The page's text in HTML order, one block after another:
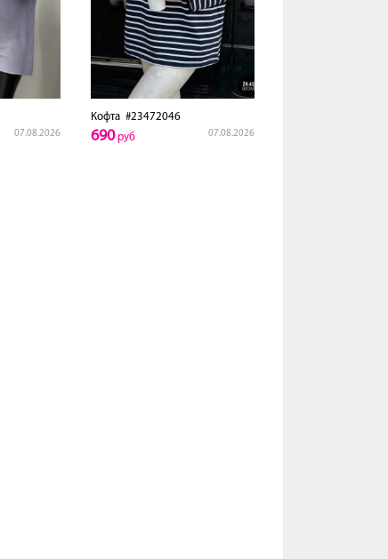
07.08.2026
Кофта #23472046
07.08.2026
690руб